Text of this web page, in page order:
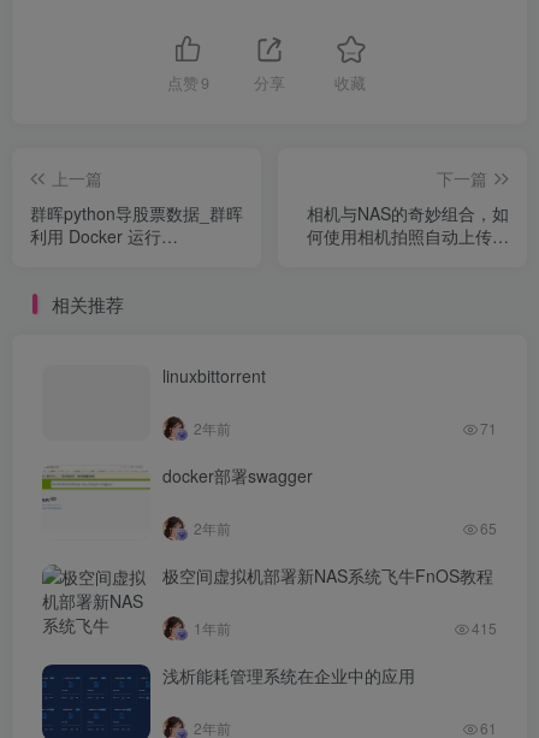
点赞 9 分享 收藏
上一篇
群晖python导股票数据_群晖
利用 Docker 运行
下一篇
相机与NAS的奇妙组合，如
何使用相机拍照自动上传或
相关推荐
linuxbittorrent
2年前 71
docker部署swagger
2年前 65
极空间虚拟机部署新NAS系统飞牛FnOS教程
1年前 415
浅析能耗管理系统在企业中的应用
2年前 61